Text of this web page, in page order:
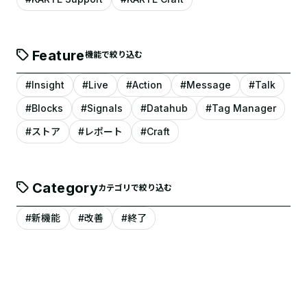
Feature機能で絞り込む
#Insight #Live #Action #Message
#Talk
#Blocks
#Signals #Datahub
#Tag Manager
#ストア
#レポート #Craft
Categoryカテゴリで絞り込む
#新機能 #改善 #終了